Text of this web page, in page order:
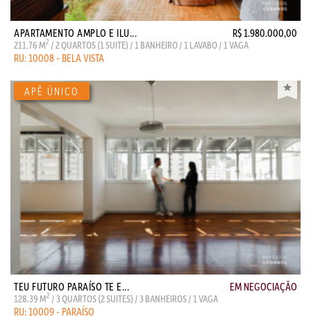
APARTAMENTO AMPLO E ILU... R$ 1.980.000,00
211,76 M2 / 2 QUARTOS (1 SUITE) / 1 BANHEIRO / 1 LAVABO / 1 VAGA
RU: 10008 - BELA VISTA
TEU FUTURO PARAÍSO TE E... EM NEGOCIAÇÃO
128.39 M2 / 3 QUARTOS (2 SUITES) / 3 BANHEIROS / 1 VAGA
RU: 10009 - PARAÍSO